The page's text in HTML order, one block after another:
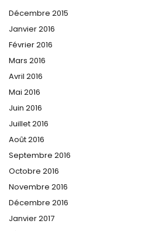
Décembre 2015
Janvier 2016
Février 2016
Mars 2016
Avril 2016
Mai 2016
Juin 2016
Juillet 2016
Août 2016
Septembre 2016
Octobre 2016
Novembre 2016
Décembre 2016
Janvier 2017